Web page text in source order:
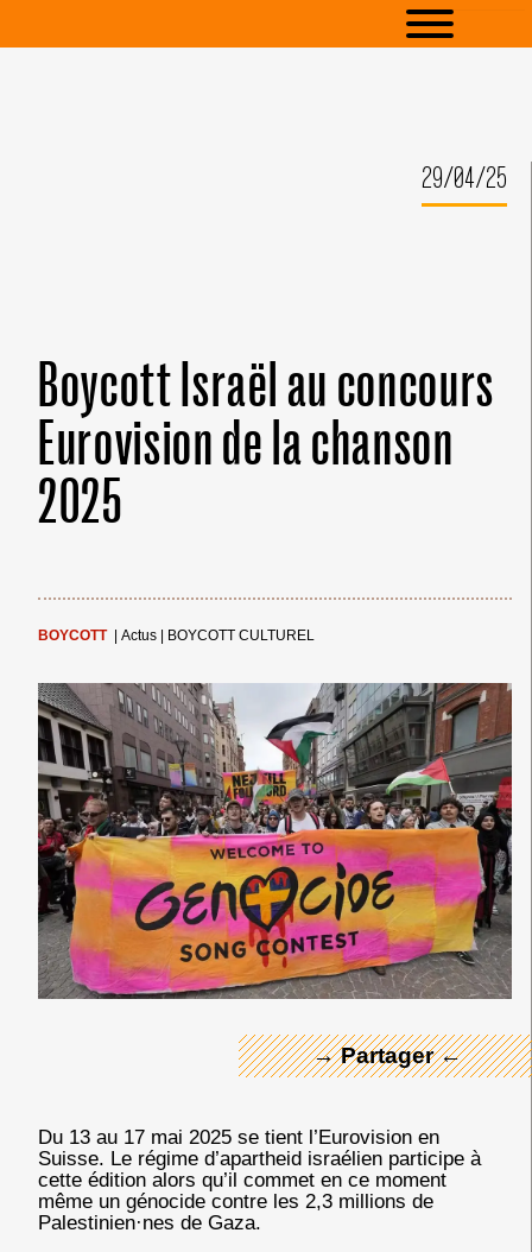
29/04/25
Boycott Israël au concours
Eurovision de la chanson
2025
BOYCOTT Actus BOYCOTT CULTUREL
→ Partager ←
← Merci ! →
Du 13 au 17 mai 2025 se tient l’Eurovision en
Suisse. Le régime d’apartheid israélien participe à
cette édition alors qu’il commet en ce moment
même un génocide contre les 2,3 millions de
Palestinien·nes de Gaza.